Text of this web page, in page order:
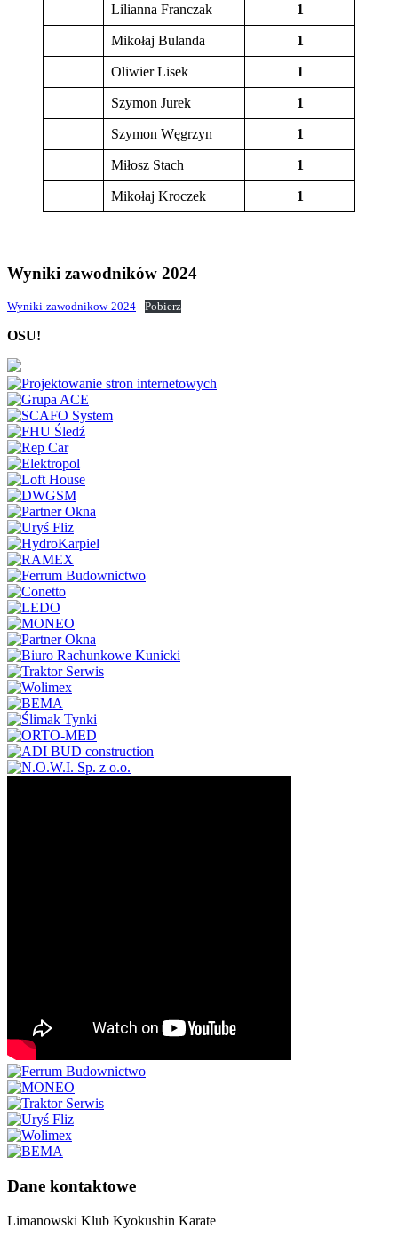
Lilianna Franczak 1
Mikołaj Bulanda 1
Oliwier Lisek 1
Szymon Jurek 1
Szymon Węgrzyn 1
Miłosz Stach 1
Mikołaj Kroczek 1
Wyniki zawodników 2024
Wyniki-zawodnikow-2024 Pobierz
OSU!
Dane kontaktowe
Limanowski Klub Kyokushin Karate